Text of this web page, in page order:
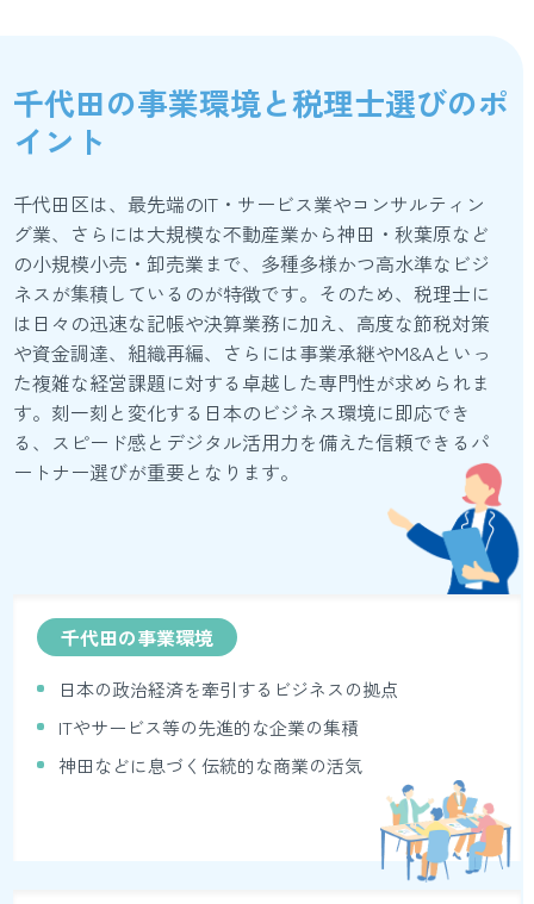
千代田の事業環境と税理士選びのポ
イント
千代田区は、最先端のIT・サービス業やコンサルティン
グ業、さらには大規模な不動産業から神田・秋葉原など
の小規模小売・卸売業まで、多種多様かつ高水準なビジ
ネスが集積しているのが特徴です。そのため、税理士に
は日々の迅速な記帳や決算業務に加え、高度な節税対策
や資金調達、組織再編、さらには事業承継やM&Aといっ
た複雑な経営課題に対する卓越した専門性が求められま
す。刻一刻と変化する日本のビジネス環境に即応でき
る、スピード感とデジタル活用力を備えた信頼できるパ
ートナー選びが重要となります。
千代田の事業環境
日本の政治経済を牽引するビジネスの拠点
ITやサービス等の先進的な企業の集積
神田などに息づく伝統的な商業の活気